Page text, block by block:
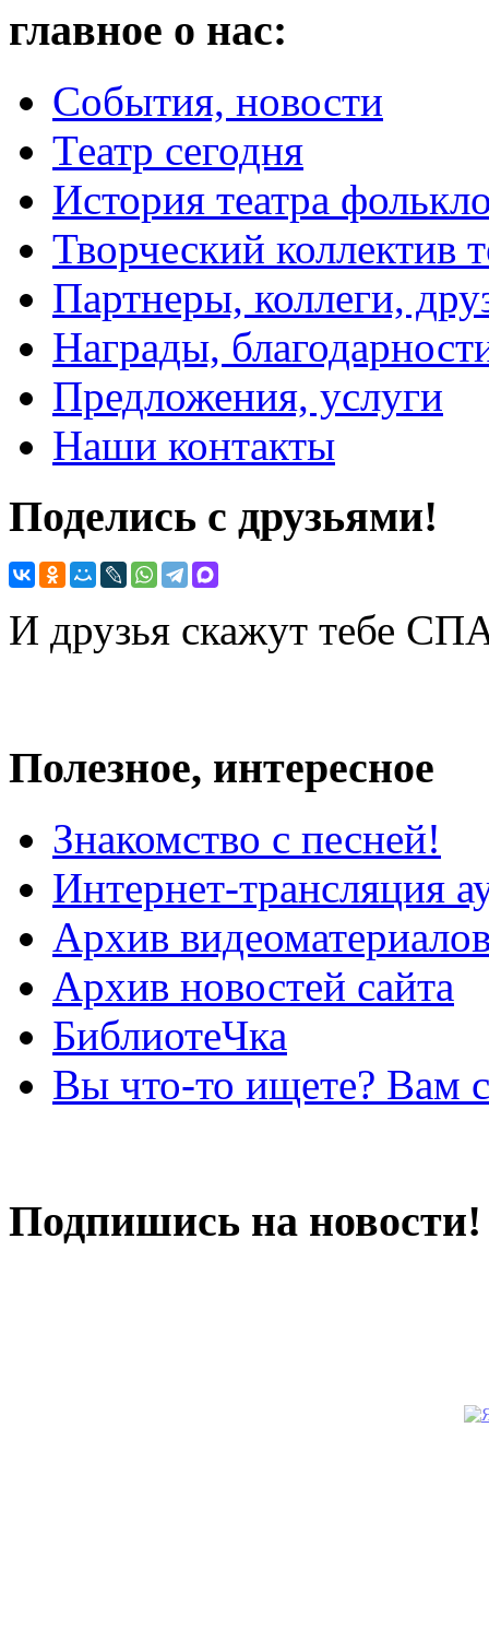
главное о нас:
События, новости
Театр сегодня
История театра
Творческий коллектив
Партнеры, коллеги,
Награды,
Предложения, услуги
Наши контакты
Поделись с друзьями!
И друзья скажут тебе
Полезное, интересное
Знакомство с песней!
Интернет-трансляция
Архив
Архив новостей сайта
БиблиотеЧка
Вы что-то ищете? Вам
Подпишись на новости!